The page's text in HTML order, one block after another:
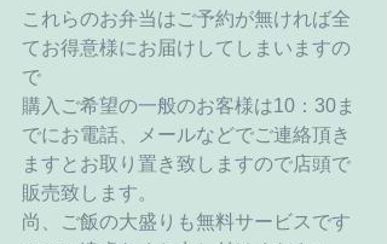
これらのお弁当はご予約が無ければ全
てお得意様にお届けしてしまいますの
で
購入ご希望の一般のお客様は10：30ま
でにお電話、メールなどでご連絡頂き
ますとお取り置き致しますので店頭で
販売致します。
尚、ご飯の大盛りも無料サービスです